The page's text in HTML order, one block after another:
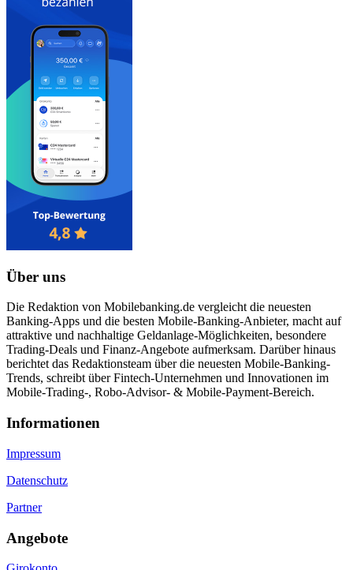
Über uns
Die Redaktion von Mobilebanking.de vergleicht die neuesten
Banking-Apps und die besten Mobile-Banking-Anbieter, macht auf
attraktive und nachhaltige Geldanlage-Möglichkeiten, besondere
Trading-Deals und Finanz-Angebote aufmerksam. Darüber hinaus
berichtet das Redaktionsteam über die neuesten Mobile-Banking-
Trends, schreibt über Fintech-Unternehmen und Innovationen im
Mobile-Trading-, Robo-Advisor- & Mobile-Payment-Bereich.
Informa­tionen
Impressum
Datenschutz
Partner
Angebote